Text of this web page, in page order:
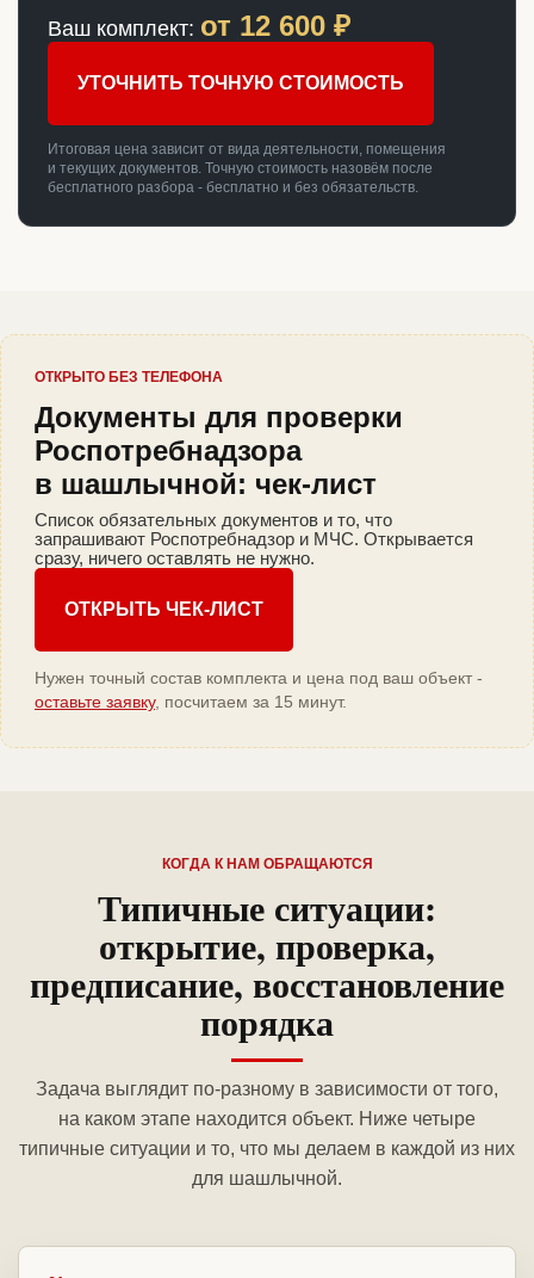
Ваш комплект: от 12 600 ₽
УТОЧНИТЬ ТОЧНУЮ СТОИМОСТЬ
Итоговая цена зависит от вида деятельности, помещения
и текущих документов. Точную стоимость назовём после
бесплатного разбора - бесплатно и без обязательств.
ОТКРЫТО БЕЗ ТЕЛЕФОНА
Документы для проверки
Роспотребнадзора
в шашлычной: чек-лист
Список обязательных документов и то, что
запрашивают Роспотребнадзор и МЧС. Открывается
сразу, ничего оставлять не нужно.
ОТКРЫТЬ ЧЕК-ЛИСТ
Нужен точный состав комплекта и цена под ваш объект -
оставьте заявку, посчитаем за 15 минут.
КОГДА К НАМ ОБРАЩАЮТСЯ
Типичные ситуации:
открытие, проверка,
предписание, восстановление
порядка
Задача выглядит по-разному в зависимости от того,
на каком этапе находится объект. Ниже четыре
типичные ситуации и то, что мы делаем в каждой из них
для шашлычной.